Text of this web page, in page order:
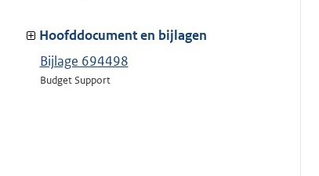
Hoofddocument en bijlagen
Bijlage 694498
Budget Support